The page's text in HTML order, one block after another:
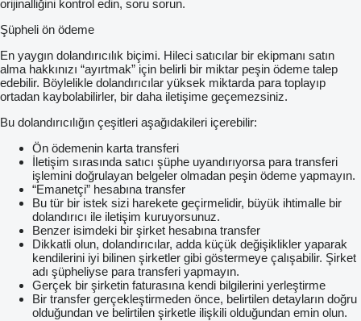
orijinalliğini kontrol edin, soru sorun.
Şüpheli ön ödeme
En yaygın dolandırıcılık biçimi. Hileci satıcılar bir ekipmanı satın
alma hakkınızı “ayırtmak” için belirli bir miktar peşin ödeme talep
edebilir. Böylelikle dolandırıcılar yüksek miktarda para toplayıp
ortadan kaybolabilirler, bir daha iletişime geçemezsiniz.
Bu dolandırıcılığın çeşitleri aşağıdakileri içerebilir:
Ön ödemenin karta transferi
İletişim sırasında satıcı şüphe uyandırıyorsa para transferi
işlemini doğrulayan belgeler olmadan peşin ödeme yapmayın.
“Emanetçi” hesabına transfer
Bu tür bir istek sizi harekete geçirmelidir, büyük ihtimalle bir
dolandırıcı ile iletişim kuruyorsunuz.
Benzer isimdeki bir şirket hesabına transfer
Dikkatli olun, dolandırıcılar, adda küçük değişiklikler yaparak
kendilerini iyi bilinen şirketler gibi göstermeye çalışabilir. Şirket
adı şüpheliyse para transferi yapmayın.
Gerçek bir şirketin faturasına kendi bilgilerini yerleştirme
Bir transfer gerçekleştirmeden önce, belirtilen detayların doğru
olduğundan ve belirtilen şirketle ilişkili olduğundan emin olun.